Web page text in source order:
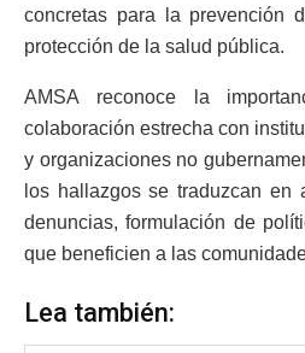
concretas para la prevención
protección de la salud pública.
AMSA reconoce la
colaboración estrecha con
y organizaciones no
los hallazgos se traduzcan en
denuncias, formulación de
que beneficien a las
Lea también: